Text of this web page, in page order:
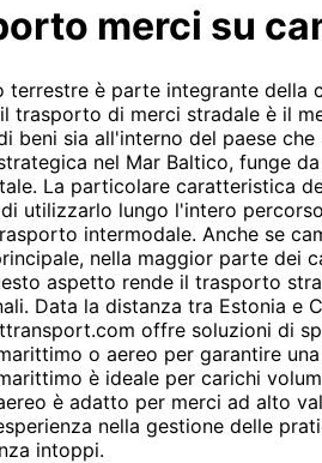
merci su
terrestre è parte integrante della
trasporto di merci stradale è il
beni sia all'interno del paese che
nel Mar Baltico, funge
La particolare caratteristica
utilizzarlo lungo l'intero
intermodale. Anche se
nella maggior parte dei
aspetto rende il trasporto
Data la distanza tra Estonia e
offre soluzioni di
o aereo per garantire
è ideale per carichi
è adatto per merci ad alto
nella gestione delle
intoppi.